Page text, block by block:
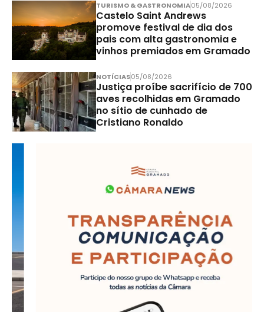
TURISMO & GASTRONOMIA05/08/2026
Castelo Saint Andrews
promove festival de dia dos
pais com alta gastronomia e
vinhos premiados em Gramado
NOTÍCIAS05/08/2026
Justiça proíbe sacrifício de 700
aves recolhidas em Gramado
no sítio de cunhado de
Cristiano Ronaldo